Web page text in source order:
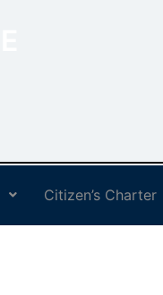
Citizen’s Charter